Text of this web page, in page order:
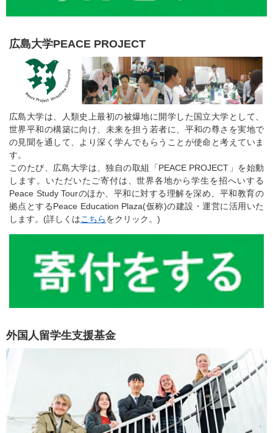
広島大学PEACE PROJECT
広島大学は、人類史上最初の被爆地に開学した国立大学として、
世界平和の構築に向け、未来を担う若者に、平和の尊さを実地で
の見聞を通して、より深く学んでもらうことが使命と考えていま
す。
このたび、広島大学は、独自の取組「PEACE PROJECT」を始動
します。いただいたご寄付は、世界各地から学生を招へいする
Peace Study Tourのほか、平和に対する理解を深め、平和教育の
拠点とするPeace Education Plaza(仮称)の建設・運営に活用いた
します。(詳しくはこちらをクリック。)
外国人留学生支援基金